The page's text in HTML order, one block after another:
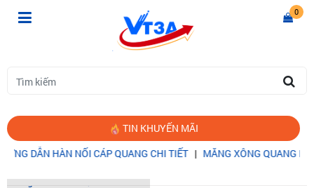
0
TIN KHUYẾN MÃI
DẪN HÀN NỐI CÁP QUANG CHI TIẾT| MĂNG XÔNG QUANG LÀ
Trang chủ CÁP QUANG MULTIMODE 4FO